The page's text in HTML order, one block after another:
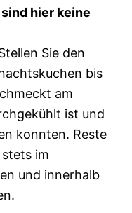
hier keine
Sie den
bis
am
ist und
konnten. Reste
stets im
und innerhalb